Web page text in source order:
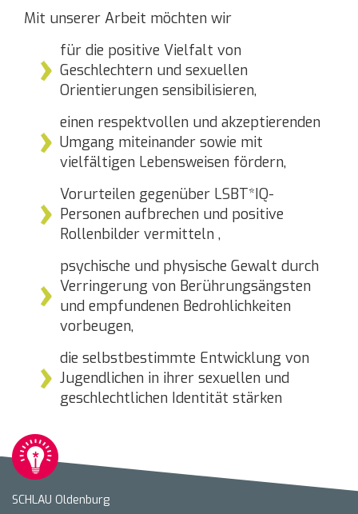
Mit unserer Arbeit möchten wir
für die positive Vielfalt von
Geschlechtern und sexuellen
Orientierungen sensibilisieren,
einen respektvollen und akzeptierenden
Umgang miteinander sowie mit
vielfältigen Lebensweisen fördern,
Vorurteilen gegenüber LSBT*IQ-
Personen aufbrechen und positive
Rollenbilder vermitteln ,
psychische und physische Gewalt durch
Verringerung von Berührungsängsten
und empfundenen Bedrohlichkeiten
vorbeugen,
die selbstbestimmte Entwicklung von
Jugendlichen in ihrer sexuellen und
geschlechtlichen Identität stärken
SCHLAU Oldenburg